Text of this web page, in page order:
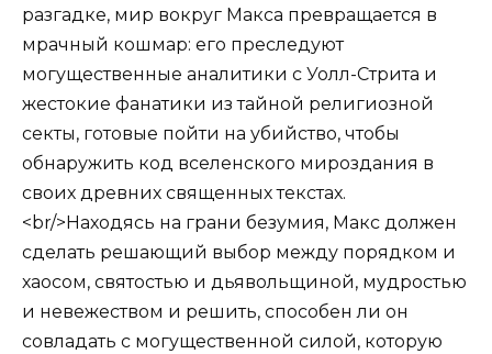
разгадке, мир вокруг Макса превращается в
мрачный кошмар: его преследуют
могущественные аналитики с Уолл-Стрита и
жестокие фанатики из тайной религиозной
секты, готовые пойти на убийство, чтобы
обнаружить код вселенского мироздания в
своих древних священных текстах.
<br/>Находясь на грани безумия, Макс должен
сделать решающий выбор между порядком и
хаосом, святостью и дьявольщиной, мудростью
и невежеством и решить, способен ли он
совладать с могущественной силой, которую